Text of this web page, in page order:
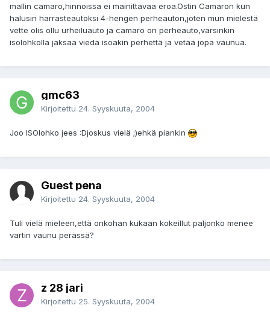
mallin camaro,hinnoissa ei mainittavaa eroa.Ostin Camaron kun
halusin harrasteautoksi 4-hengen perheauton,joten mun mielestä
vette olis ollu urheiluauto ja camaro on perheauto,varsinkin
isolohkolla jaksaa viedä isoakin perhettä ja vetää jopa vaunua.
gmc63
Kirjoitettu 24. Syyskuuta, 2004
Joo ISOlohko jees :Djoskus vielä ;)ehkä piankin
Guest pena
Kirjoitettu 24. Syyskuuta, 2004
Tuli vielä mieleen,että onkohan kukaan kokeillut paljonko menee
vartin vaunu perässä?
z 28 jari
Kirjoitettu 25. Syyskuuta, 2004